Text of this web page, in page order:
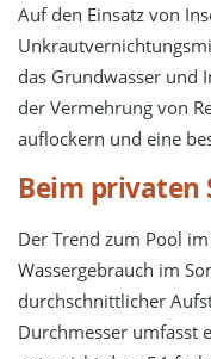
Auf den Einsatz von
das Grundwasser und
der Vermehrung von
auflockern und eine
Beim privaten
Der Trend zum Pool
Wassergebrauch im
durchschnittlicher
Durchmesser umfasst